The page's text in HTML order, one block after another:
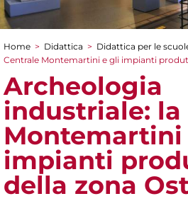
Tu sei qui
Home > Didattica > Didattica per le
Centrale Montemartini e gli impianti
Archeologia
industriale: la
Montemartini
impianti
della zona